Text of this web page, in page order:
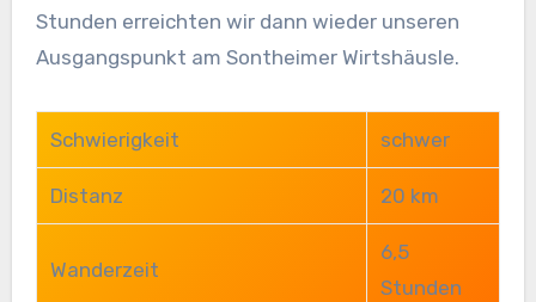
Stunden erreichten wir dann wieder unseren
Ausgangspunkt am Sontheimer Wirtshäusle.
Schwierigkeit schwer
Distanz 20 km
Wanderzeit
6,5
Stunden